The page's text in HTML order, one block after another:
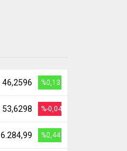
46,2596 %0,13
53,6298 %-0,04
6.284,99 %0,44